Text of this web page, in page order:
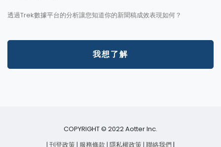
透過Trek數據平台的分析讓您知道你的新聞稿成效表現如何？
我想了解
COPYRIGHT © 2022 Aotter Inc.
| 刊登政策| 服務條款 | 隱私權政策| 聯絡我們 |